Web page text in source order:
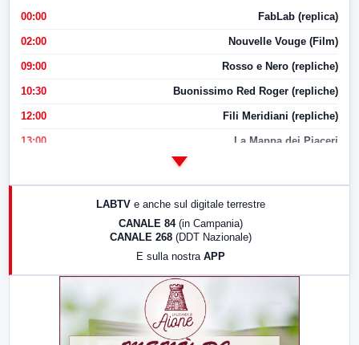
00:00 FabLab (replica)
02:00 Nouvelle Vouge (Film)
09:00 Rosso e Nero (repliche)
10:30 Buonissimo Red Roger (repliche)
12:00 Fili Meridiani (repliche)
13:00 La Mappa dei Piaceri
LABTV e anche sul digitale terrestre
CANALE 84 (in Campania)
CANALE 268 (DDT Nazionale)
E sulla nostra APP